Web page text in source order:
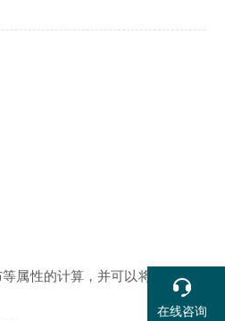
性的计算，并可以将测试结果
在线咨询